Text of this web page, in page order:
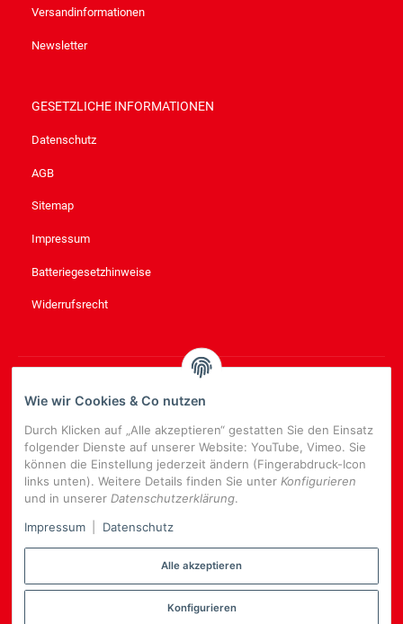
Versandinformationen
Newsletter
GESETZLICHE INFORMATIONEN
Datenschutz
AGB
Sitemap
Impressum
Batteriegesetzhinweise
Widerrufsrecht
NEWSLETTER ABONNIEREN
Bitte senden Sie mir entsprechend Ihrer
Datenschutzerklärung
regelmäßig und jederzeit widerruflich Informationen zu Ihrem
Produktsortiment per E-Mail zu.
E-
Mail-
Adresse
NEWSLETTER
Wie wir Cookies & Co nutzen
Durch Klicken auf „Alle akzeptieren“ gestatten Sie den Einsatz
folgender Dienste auf unserer Website: YouTube, Vimeo. Sie
können die Einstellung jederzeit ändern (Fingerabdruck-Icon
links unten). Weitere Details finden Sie unter Konfigurieren
und in unserer Datenschutzerklärung.
Impressum
Datenschutz
Alle akzeptieren
Konfigurieren